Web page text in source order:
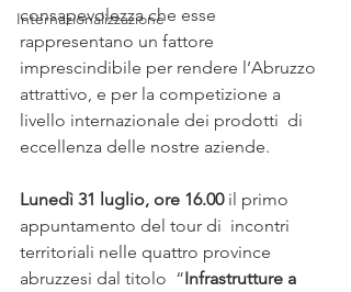
Internazionalizzazione
consapevolezza che esse
rappresentano un fattore
imprescindibile per rendere l’Abruzzo
attrattivo, e per la competizione a
livello internazionale dei prodotti  di
eccellenza delle nostre aziende.
Lunedì 31 luglio, ore 16.00 il primo
appuntamento del tour di  incontri
territoriali nelle quattro province
abruzzesi dal titolo  “Infrastrutture a